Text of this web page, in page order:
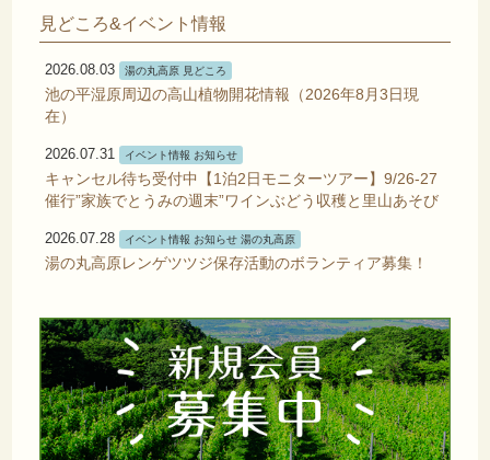
見どころ&イベント情報
2026.08.03 湯の丸高原 見どころ
池の平湿原周辺の高山植物開花情報（2026年8月3日現
在）
2026.07.31 イベント情報 お知らせ
キャンセル待ち受付中【1泊2日モニターツアー】9/26-27
催行”家族でとうみの週末”ワインぶどう収穫と里山あそび
2026.07.28 イベント情報 お知らせ 湯の丸高原
湯の丸高原レンゲツツジ保存活動のボランティア募集！